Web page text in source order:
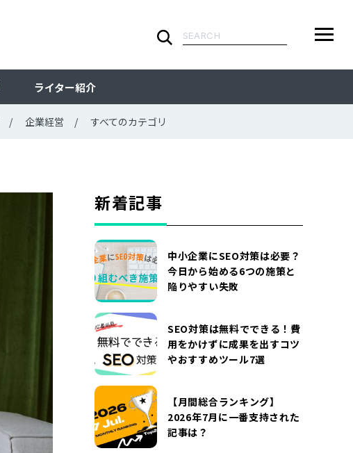
検
ライター紹介
企業経営 すべてのカテゴリ
ニ
ュ
ARTICLE
すべての記事
CATEGORY
WRITER
ライターで探す
FEATURE
MOVIE
DOCUMENT
お役立ち資料
お問い合わせ
『SUNGROVE』について
利用規約
広告掲載に関する規約
特定商取引法に基づく表記
新着記事
中小企業にSEO対策は必要？
今日から始める6つの施策と
陥りやすい失敗
SEO対策は無料でできる！費
用をかけずに成果を出すコツ
やおすすめツール7選
【月間総合ランキング】
2026年7月に一番支持された
記事は？